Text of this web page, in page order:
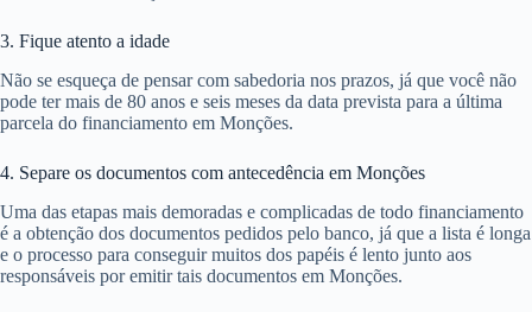
3. Fique atento a idade
Não se esqueça de pensar com sabedoria nos prazos, já que você não
pode ter mais de 80 anos e seis meses da data prevista para a última
parcela do financiamento em Monções.
4. Separe os documentos com antecedência em Monções
Uma das etapas mais demoradas e complicadas de todo financiamento
é a obtenção dos documentos pedidos pelo banco, já que a lista é longa
e o processo para conseguir muitos dos papéis é lento junto aos
responsáveis por emitir tais documentos em Monções.